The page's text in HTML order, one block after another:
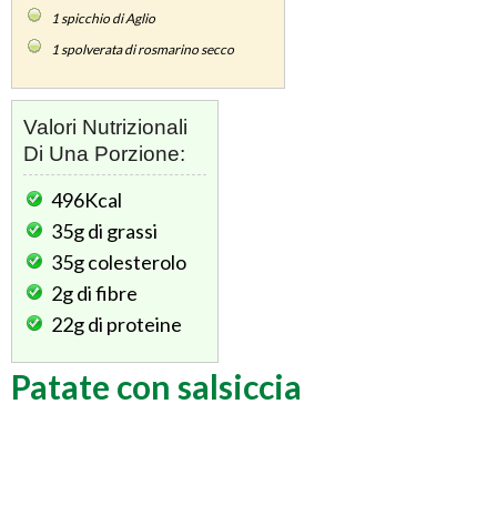
1spicchio di Aglio
1spolverata di rosmarino secco
Valori Nutrizionali
Di Una Porzione:
496Kcal
35gdi grassi
35gcolesterolo
2gdi fibre
22gdi proteine
Patate con salsiccia